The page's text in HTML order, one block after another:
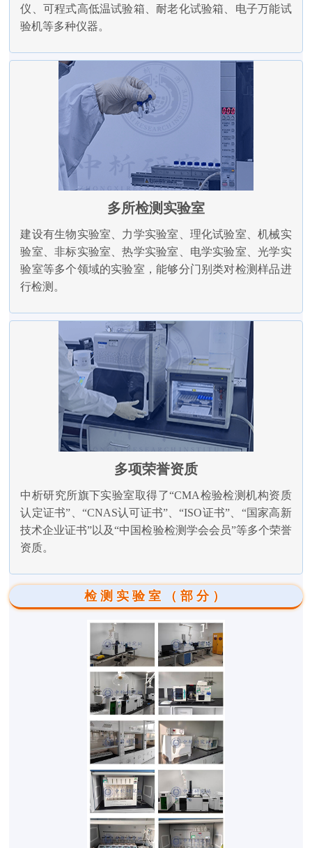
仪、可程式高低温试验箱、耐老化试验箱、电子万能试
验机等多种仪器。
多所检测实验室
建设有生物实验室、力学实验室、理化试验室、机械实
验室、非标实验室、热学实验室、电学实验室、光学实
验室等多个领域的实验室，能够分门别类对检测样品进
行检测。
多项荣誉资质
中析研究所旗下实验室取得了“CMA检验检测机构资质
认定证书”、“CNAS认可证书”、“ISO证书”、“国家高新
技术企业证书”以及“中国检验检测学会会员”等多个荣誉
资质。
检测实验室（部分）